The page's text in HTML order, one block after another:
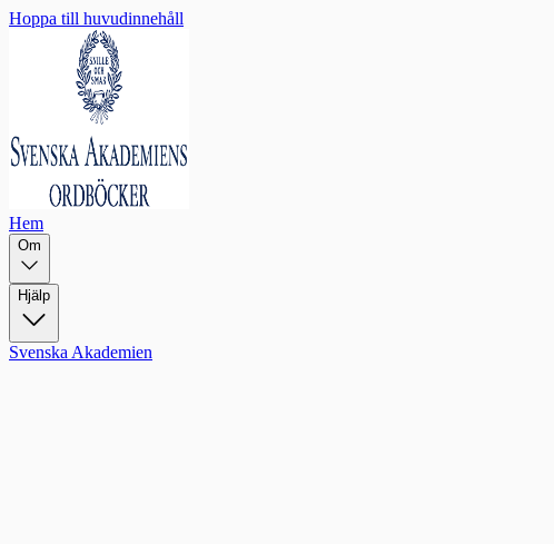
Hoppa till huvudinnehåll
Hem
Om
Hjälp
Svenska Akademien